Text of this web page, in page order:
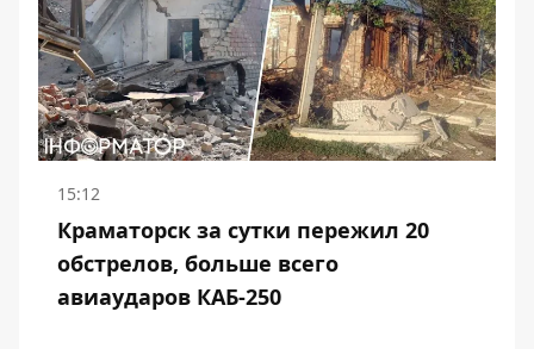
15:12
Краматорск за сутки пережил 20
обстрелов, больше всего
авиаударов КАБ-250